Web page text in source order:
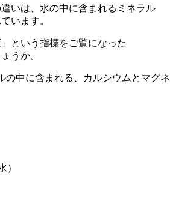
いは、水の中に含まれるミネラル
います。
という指標をご覧になった
うか。
の中に含まれる、カルシウムとマグ
）